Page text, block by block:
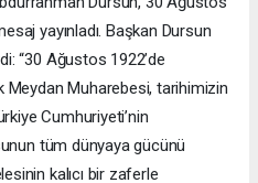
yayınladı. Başkan Dursun
“30 Ağustos 1922’de
Meydan Muharebesi, tarihimizin
Cumhuriyeti’nin
tüm dünyaya gücünü
kalıcı bir zaferle